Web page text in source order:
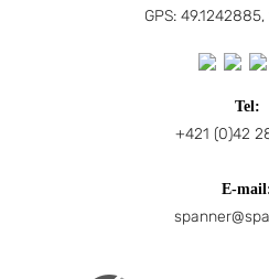
GPS:
Tel:
+421 (0)42
E-